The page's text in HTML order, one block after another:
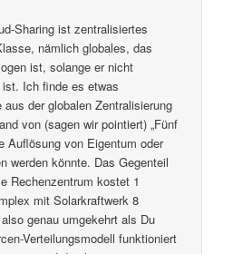
Sharing ist zentralisiertes
nämlich globales, das
ist, solange er nicht
Ich finde es etwas
der globalen Zentralisierung
von (sagen wir pointiert) „Fünf
Auflösung von Eigentum oder
werden könnte. Das Gegenteil
Rechenzentrum kostet 1
mit Solarkraftwerk 8
genau umgekehrt als Du
Verteilungsmodell funktioniert